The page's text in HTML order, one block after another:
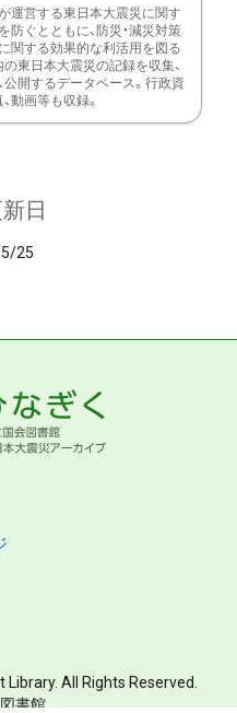
運営する東日本大震災に関す
防ぐとともに、防災・減災対策
関する効果的な利活用を図る
の東日本大震災の記録を収集、
公開するデータベース。行政資
動画等も収録。
日
25
All Rights Reserved.